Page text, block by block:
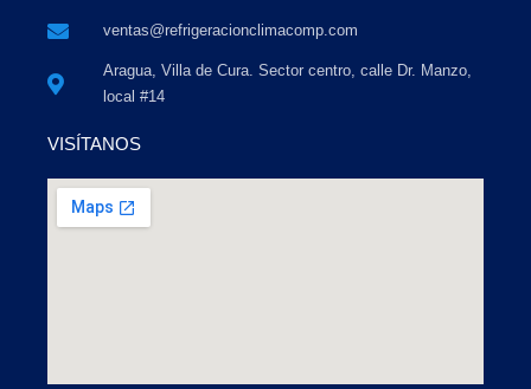
ventas@refrigeracionclimacomp.com
Aragua, Villa de Cura. Sector centro, calle Dr. Manzo,
local #14
VISÍTANOS